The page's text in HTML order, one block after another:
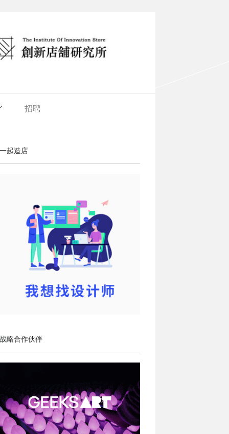
招聘
起造店
略合作伙伴